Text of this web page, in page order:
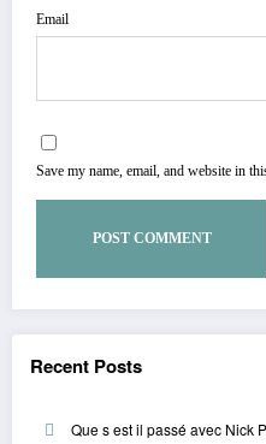
Email
Save my name, email, and website in
Recent Posts
Que s est il passé avec Nick